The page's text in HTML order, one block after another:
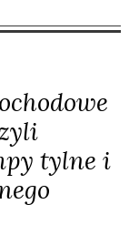
tylne i